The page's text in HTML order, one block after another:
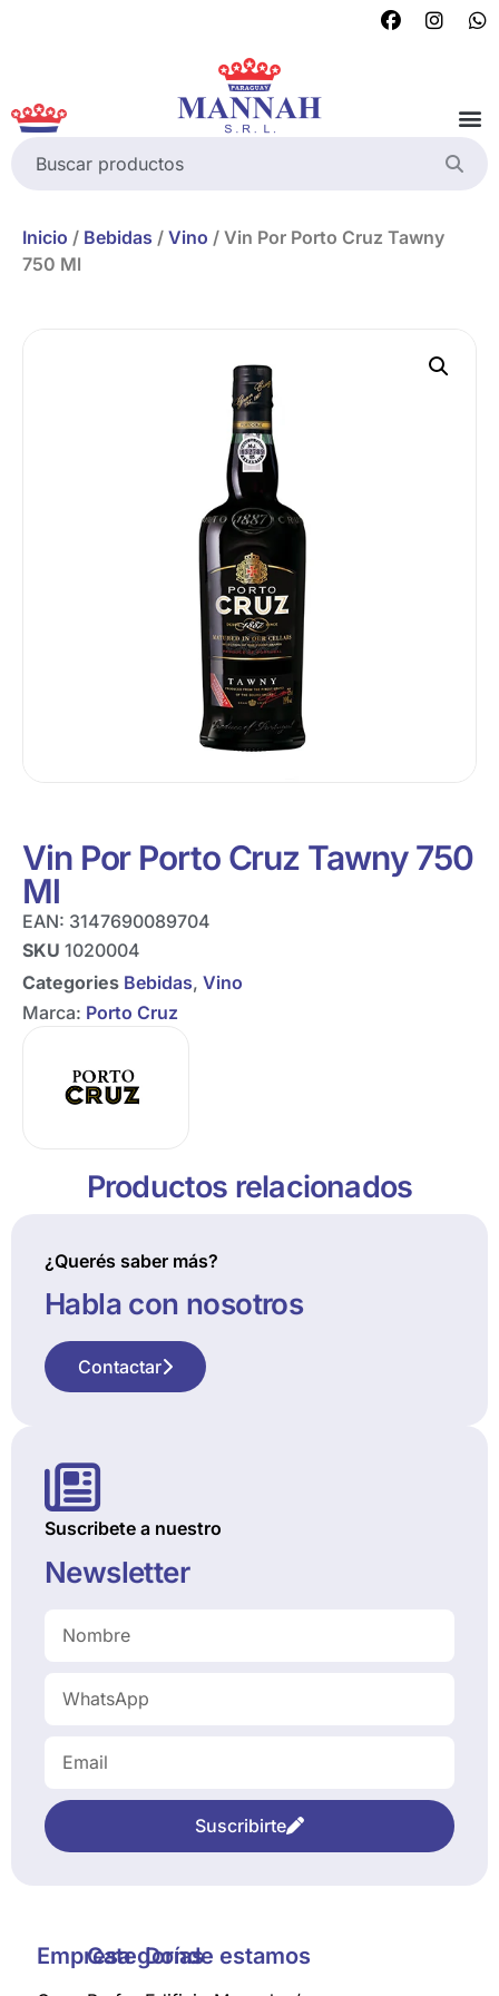
Inicio / Bebidas / Vino / Vin Por Porto Cruz Tawny
750 Ml
Vin Por Porto Cruz Tawny 750
Ml
EAN: 3147690089704
SKU 1020004
Categories Bebidas, Vino
Marca: Porto Cruz
Productos relacionados
¿Querés saber más?
Habla con nosotros
Contactar
Suscribete a nuestro
Newsletter
Suscribirte
EmpresaCategoríasDonde estamos